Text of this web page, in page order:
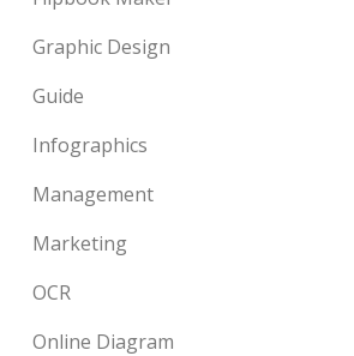
Graphic Design
Guide
Infographics
Management
Marketing
OCR
Online Diagram